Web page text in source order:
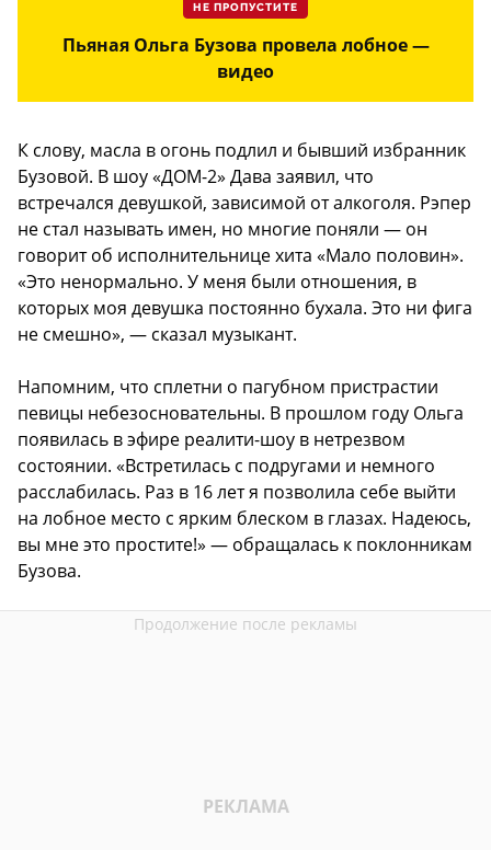
НЕ ПРОПУСТИТЕ
Пьяная Ольга Бузова провела лобное —
видео
К слову, масла в огонь подлил и бывший избранник
Бузовой. В шоу «ДОМ-2» Дава заявил, что
встречался девушкой, зависимой от алкоголя. Рэпер
не стал называть имен, но многие поняли — он
говорит об исполнительнице хита «Мало половин».
«Это ненормально. У меня были отношения, в
которых моя девушка постоянно бухала. Это ни фига
не смешно», — сказал музыкант.
Напомним, что сплетни о пагубном пристрастии
певицы небезосновательны. В прошлом году Ольга
появилась в эфире реалити-шоу в нетрезвом
состоянии. «Встретилась с подругами и немного
расслабилась. Раз в 16 лет я позволила себе выйти
на лобное место с ярким блеском в глазах. Надеюсь,
вы мне это простите!» — обращалась к поклонникам
Бузова.